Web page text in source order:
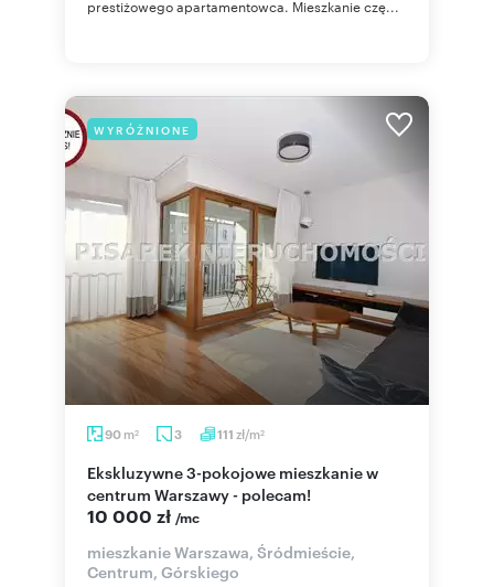
prestiżowego apartamentowca. Mieszkanie czę...
WYRÓŻNIONE
90 m2 3 111 zł/m2
Ekskluzywne 3-pokojowe mieszkanie w
centrum Warszawy - polecam!
10 000 zł /mc
mieszkanie Warszawa, Śródmieście,
Centrum, Górskiego